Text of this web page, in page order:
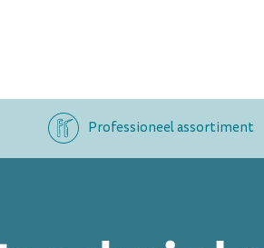
Professioneel assortiment